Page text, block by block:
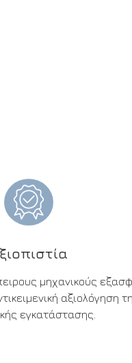
μηχανικούς
αξιολόγηση
εγκατάστασης.